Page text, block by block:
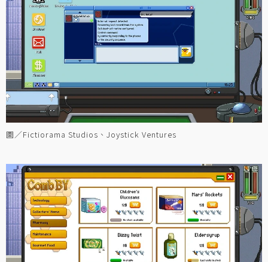
圖／Fictiorama Studios、Joystick Ventures